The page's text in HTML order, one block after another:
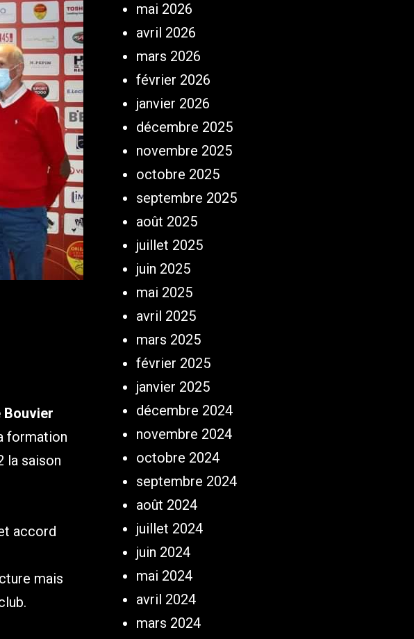
Bouvier
formation
la saison
accord
mais
mai 2026
avril 2026
mars 2026
février 2026
janvier 2026
décembre 2025
novembre 2025
octobre 2025
septembre 2025
août 2025
juillet 2025
juin 2025
mai 2025
avril 2025
mars 2025
février 2025
janvier 2025
décembre 2024
novembre 2024
octobre 2024
septembre 2024
août 2024
juillet 2024
juin 2024
mai 2024
avril 2024
mars 2024